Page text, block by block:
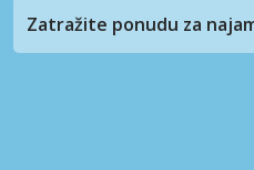
Zatražite ponudu za